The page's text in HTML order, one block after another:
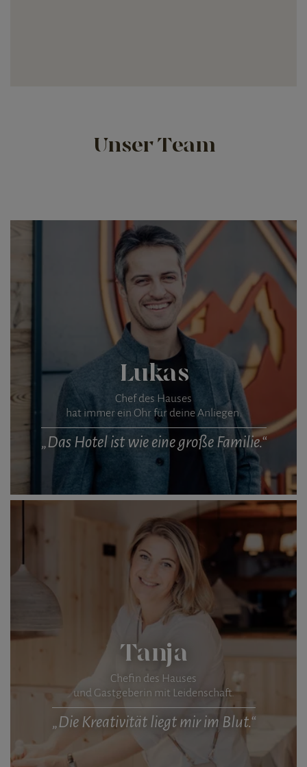
Unser Team
Lukas
Chef des Hauses
hat immer ein Ohr für deine Anliegen.
„Das Hotel ist wie eine große Familie.“
Tanja
Chefin des Hauses
und Gastgeberin mit Leidenschaft.
„Die Kreativität liegt mir im Blut.“